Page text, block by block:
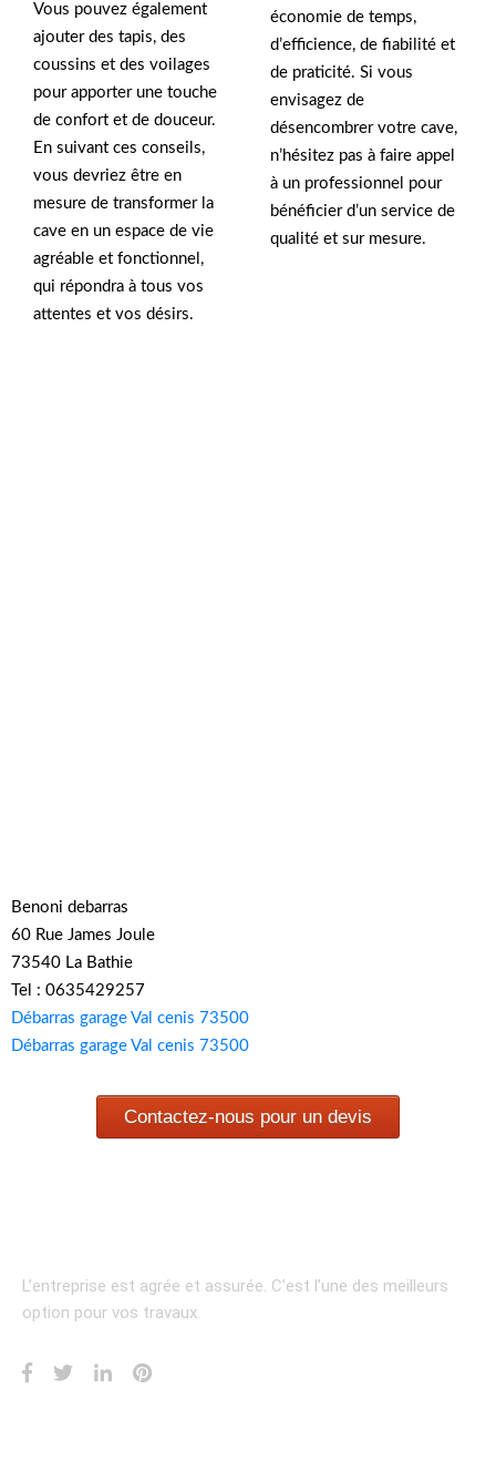
Vous pouvez également
ajouter des tapis, des
coussins et des voilages
pour apporter une touche
de confort et de douceur.
En suivant ces conseils,
vous devriez être en
mesure de transformer la
cave en un espace de vie
agréable et fonctionnel,
qui répondra à tous vos
attentes et vos désirs.
économie de temps,
d’efficience, de fiabilité et
de praticité. Si vous
envisagez de
désencombrer votre cave,
n’hésitez pas à faire appel
à un professionnel pour
bénéficier d’un service de
qualité et sur mesure.
Benoni debarras
60 Rue James Joule
73540 La Bathie
Tel : 0635429257
Débarras garage Val cenis 73500
Débarras garage Val cenis 73500
Contactez-nous pour un devis
L’entreprise est agrée et assurée. C’est l’une des meilleurs
option pour vos travaux.